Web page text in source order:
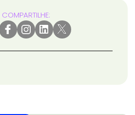
COMPARTILHE: